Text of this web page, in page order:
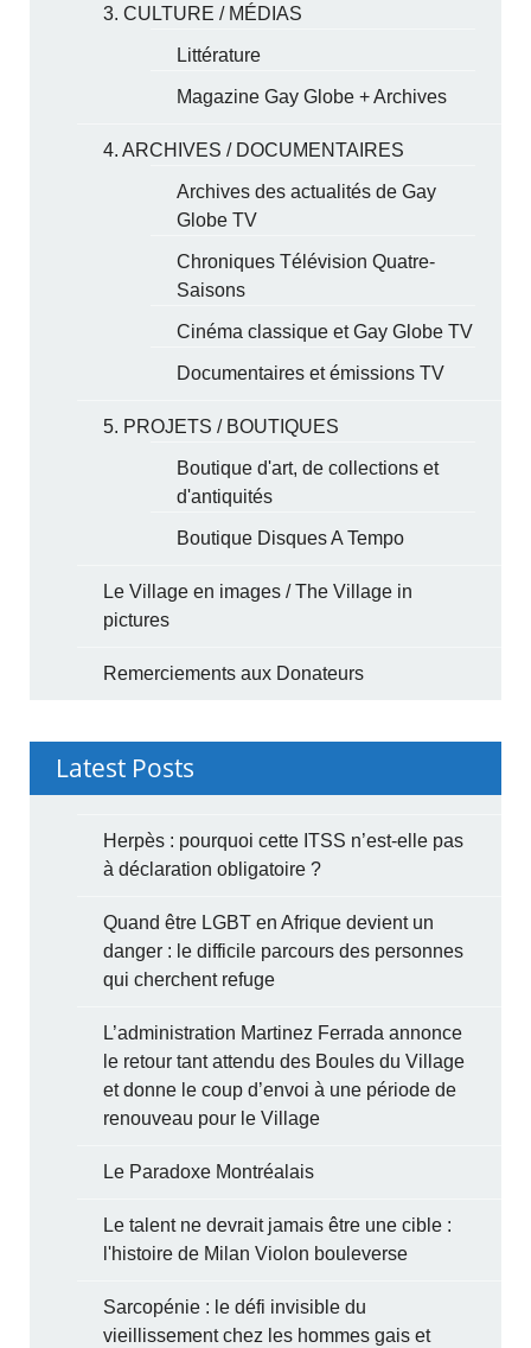
3. CULTURE / MÉDIAS
Littérature
Magazine Gay Globe + Archives
4. ARCHIVES / DOCUMENTAIRES
Archives des actualités de Gay
Globe TV
Chroniques Télévision Quatre-
Saisons
Cinéma classique et Gay Globe TV
Documentaires et émissions TV
5. PROJETS / BOUTIQUES
Boutique d'art, de collections et
d'antiquités
Boutique Disques A Tempo
Le Village en images / The Village in
pictures
Remerciements aux Donateurs
Latest Posts
Herpès : pourquoi cette ITSS n’est-elle pas
à déclaration obligatoire ?
Quand être LGBT en Afrique devient un
danger : le difficile parcours des personnes
qui cherchent refuge
L’administration Martinez Ferrada annonce
le retour tant attendu des Boules du Village
et donne le coup d’envoi à une période de
renouveau pour le Village
Le Paradoxe Montréalais
Le talent ne devrait jamais être une cible :
l'histoire de Milan Violon bouleverse
Sarcopénie : le défi invisible du
vieillissement chez les hommes gais et